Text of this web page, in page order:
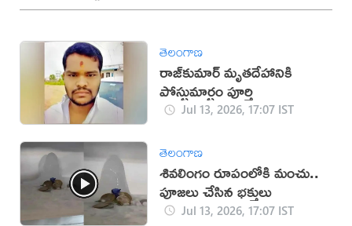
తెలంగాణ
రాజ్‌కుమార్‌ మృతదేహానికి
పోస్టుమార్టం పూర్తి
Jul 13, 2026, 17:07 IST
తెలంగాణ
శివలింగం రూపంలోకి మంచు..
పూజలు చేసిన భక్తులు
Jul 13, 2026, 17:07 IST